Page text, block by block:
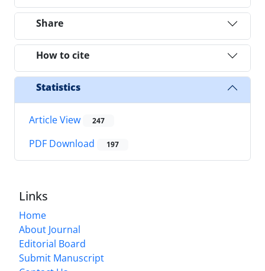
Share
How to cite
Statistics
Article View 247
PDF Download 197
Links
Home
About Journal
Editorial Board
Submit Manuscript